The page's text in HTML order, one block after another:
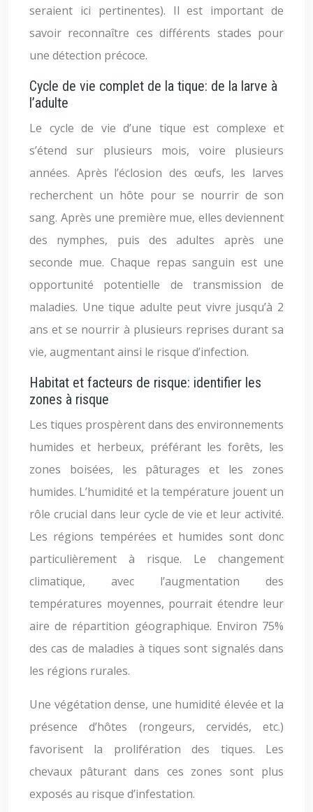
seraient ici pertinentes). Il est important de
savoir reconnaître ces différents stades pour
une détection précoce.
Cycle de vie complet de la tique: de la larve à
l’adulte
Le cycle de vie d’une tique est complexe et
s’étend sur plusieurs mois, voire plusieurs
années. Après l’éclosion des œufs, les larves
recherchent un hôte pour se nourrir de son
sang. Après une première mue, elles deviennent
des nymphes, puis des adultes après une
seconde mue. Chaque repas sanguin est une
opportunité potentielle de transmission de
maladies. Une tique adulte peut vivre jusqu’à 2
ans et se nourrir à plusieurs reprises durant sa
vie, augmentant ainsi le risque d’infection.
Habitat et facteurs de risque: identifier les
zones à risque
Les tiques prospèrent dans des environnements
humides et herbeux, préférant les forêts, les
zones boisées, les pâturages et les zones
humides. L’humidité et la température jouent un
rôle crucial dans leur cycle de vie et leur activité.
Les régions tempérées et humides sont donc
particulièrement à risque. Le changement
climatique, avec l’augmentation des
températures moyennes, pourrait étendre leur
aire de répartition géographique. Environ 75%
des cas de maladies à tiques sont signalés dans
les régions rurales.
Une végétation dense, une humidité élevée et la
présence d’hôtes (rongeurs, cervidés, etc.)
favorisent la prolifération des tiques. Les
chevaux pâturant dans ces zones sont plus
exposés au risque d’infestation.